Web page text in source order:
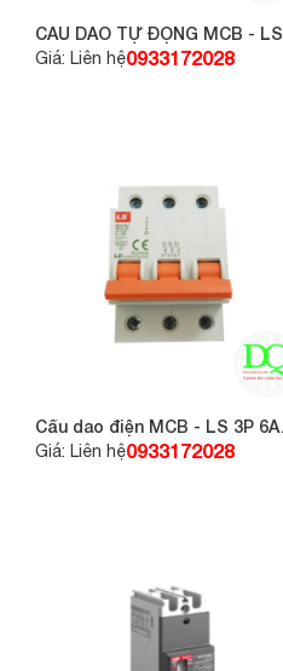
CẦU DAO TỰ ĐỘNG MCB - LS
MCB 2P 6A 6KA
Giá: Liên hệ0933172028
Cầu dao điện MCB - LS 3P 6A
6KA
Giá: Liên hệ0933172028